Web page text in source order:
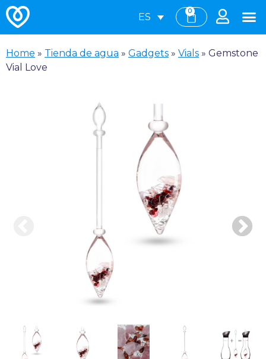
ES
0
Home » Tienda de agua » Gadgets » Vials » Gemstone
Vial Love